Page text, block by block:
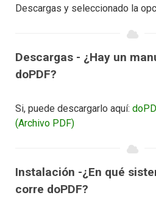
Descargas y seleccionado la
Descargas - ¿Hay un
doPDF?
Si, puede descargarlo aquí:
(Archivo PDF)
Instalación -¿En qué
corre doPDF?